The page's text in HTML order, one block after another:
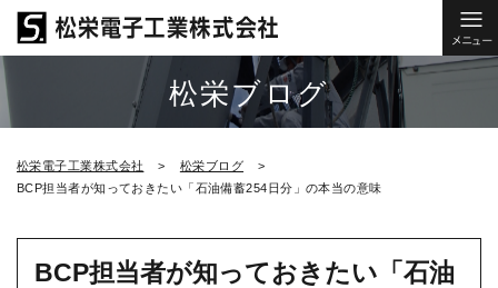
松栄ブログ
松栄電子工業株式会社
松栄ブログ
BCP担当者が知っておきたい「石油備蓄254日分」の本当の意味
BCP担当者が知っておきたい「石油